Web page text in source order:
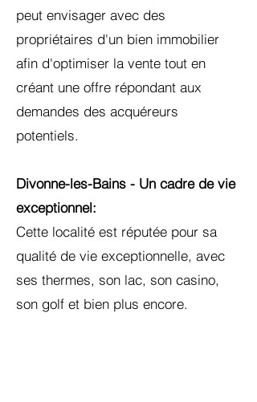
peut envisager avec des
propriétaires d'un bien immobilier
afin d'optimiser la vente tout en
créant une offre répondant aux
demandes des acquéreurs
potentiels.
Divonne-les-Bains - Un cadre de vie
exceptionnel:
Cette localité est réputée pour sa
qualité de vie exceptionnelle, avec
ses thermes, son lac, son casino,
son golf et bien plus encore.